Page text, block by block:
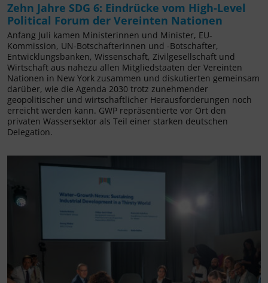
Zehn Jahre SDG 6: Eindrücke vom High-Level
Political Forum der Vereinten Nationen
Anfang Juli kamen Ministerinnen und Minister, EU-
Kommission, UN-Botschafterinnen und -Botschafter,
Entwicklungsbanken, Wissenschaft, Zivilgesellschaft und
Wirtschaft aus nahezu allen Mitgliedstaaten der Vereinten
Nationen in New York zusammen und diskutierten gemeinsam
darüber, wie die Agenda 2030 trotz zunehmender
geopolitischer und wirtschaftlicher Herausforderungen noch
erreicht werden kann. GWP repräsentierte vor Ort den
privaten Wassersektor als Teil einer starken deutschen
Delegation.